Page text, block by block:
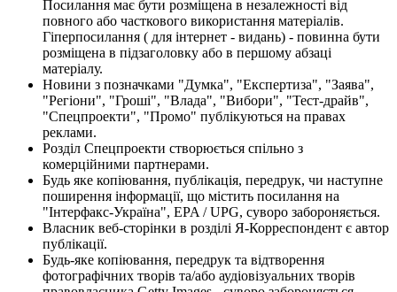
Посилання має бути розміщена в незалежності від
повного або часткового використання матеріалів.
Гіперпосилання ( для інтернет - видань) - повинна бути
розміщена в підзаголовку або в першому абзаці
матеріалу.
Новини з позначками "Думка", "Експертиза", "Заява",
"Регіони", "Гроші", "Влада", "Вибори", "Тест-драйв",
"Спецпроекти", "Промо" публікуються на правах
реклами.
Розділ Спецпроекти створюється спільно з
комерційними партнерами.
Будь яке копіювання, публікація, передрук, чи наступне
поширення інформації, що містить посилання на
"Інтерфакс-Україна", EPA / UPG, суворо забороняється.
Власник веб-сторінки в розділі Я-Корреспондент є автор
публікації.
Будь-яке копіювання, передрук та відтворення
фотографічних творів та/або аудіовізуальних творів